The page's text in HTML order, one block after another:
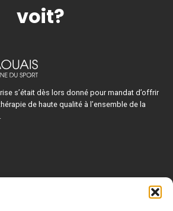
voit?
s’était dès lors donné pour mandat d’offrir
de haute qualité à l’ensemble de la